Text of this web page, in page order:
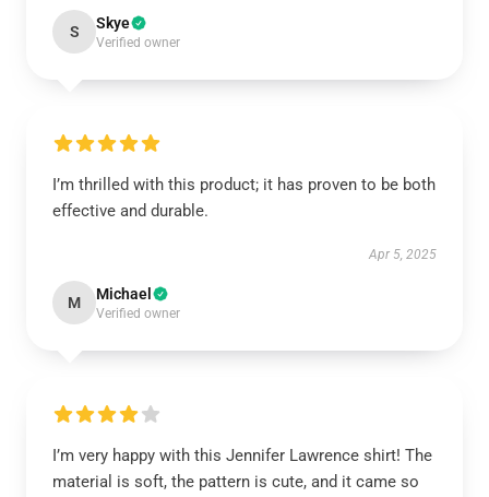
S Skye
Verified owner
I’m thrilled with this product; it has proven to be both
effective and durable.
Apr 5, 2025
M Michael
Verified owner
I’m very happy with this Jennifer Lawrence shirt! The
material is soft, the pattern is cute, and it came so